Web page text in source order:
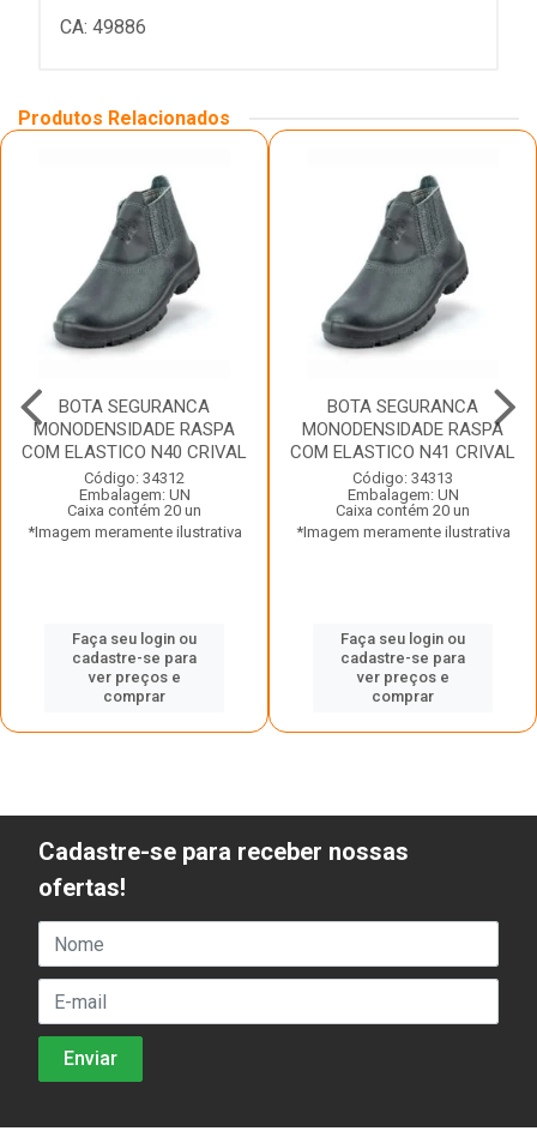
CA: 49886
Produtos Relacionados
BOTA SEGURANCA
MONODENSIDADE RASPA
COM ELASTICO N40 CRIVAL
Código: 34312
Embalagem: UN
Caixa contém 20 un
*Imagem meramente ilustrativa
Faça seu login ou
cadastre-se para
ver preços e
comprar
BOTA SEGURANCA
MONODENSIDADE RASPA
COM ELASTICO N41 CRIVAL
Código: 34313
Embalagem: UN
Caixa contém 20 un
*Imagem meramente ilustrativa
Faça seu login ou
cadastre-se para
ver preços e
comprar
Cadastre-se para receber nossas
ofertas!